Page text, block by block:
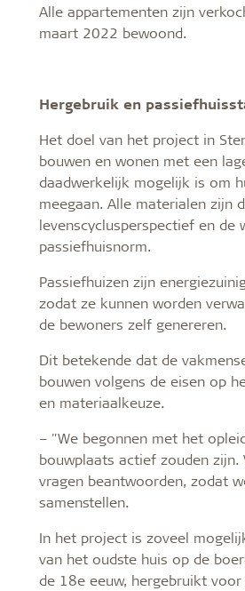
Alle appartementen zijn
maart 2022 bewoond.
Hergebruik en
Het doel van het project in
bouwen en wonen met een
daadwerkelijk mogelijk is om
meegaan. Alle materialen zijn
levenscyclusperspectief en de
passiefhuisnorm.
Passiefhuizen zijn
zodat ze kunnen worden
de bewoners zelf genereren.
Dit betekende dat de
bouwen volgens de eisen op
en materiaalkeuze.
– "We begonnen met het
bouwplaats actief zouden
vragen beantwoorden, zodat
samenstellen.
In het project is zoveel
van het oudste huis op de
de 18e eeuw, hergebruikt